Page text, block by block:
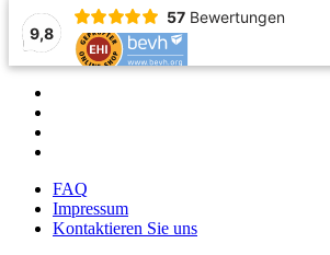
9,8
57 Bewertungen
FAQ
Impressum
Kontaktieren Sie uns